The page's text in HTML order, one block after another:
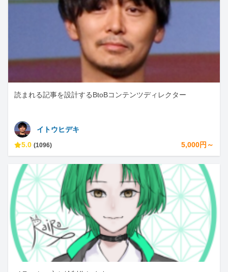
読まれる記事を設計するBtoBコンテンツディレクター
イトウヒデキ
5.0 (1096) 5,000円～